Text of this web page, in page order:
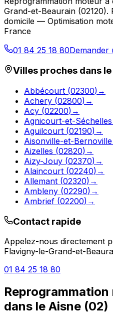
Grand-et-Beaurain (02120).
domicile — Optimisation
France
01 84 25 18 80Demander
Villes proches dans le
Abbécourt (02300) →
Achery (02800) →
Acy (02200) →
Agnicourt-et-Séchelles
Aguilcourt (02190) →
Aisonville-et-Bernoville
Aizelles (02820) →
Aizy-Jouy (02370) →
Alaincourt (02240) →
Allemant (02320) →
Ambleny (02290) →
Ambrief (02200) →
Contact rapide
Appelez-nous directement
Flavigny-le-Grand-et-
01 84 25 18 80
dans le Aisne (02)